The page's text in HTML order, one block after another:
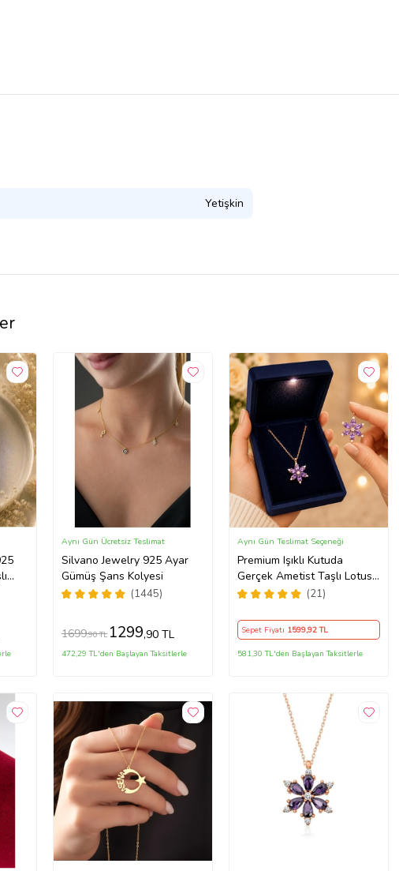
Yetişkin
Silvano Jewelry 925 Ayar
Gümüş Şans Kolyesi
(1445)
Aynı Gün Ücretsiz Teslimat
1699,90 TL 1299,90 TL
472,29 TL'den Başlayan Taksitlerle
Premium Işıklı Kutuda
Gerçek Ametist Taşlı Lotus
Kolye – 925 Ayar Gümüş
(21)
Aynı Gün Teslimat Seçeneği
Sepet Fiyatı 1599,92 TL
581,30 TL'den Başlayan Taksitlerle